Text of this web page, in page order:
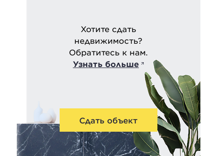
Хотите сдать
недвижимость?
Обратитесь к нам.
Узнать больше
Сдать объект